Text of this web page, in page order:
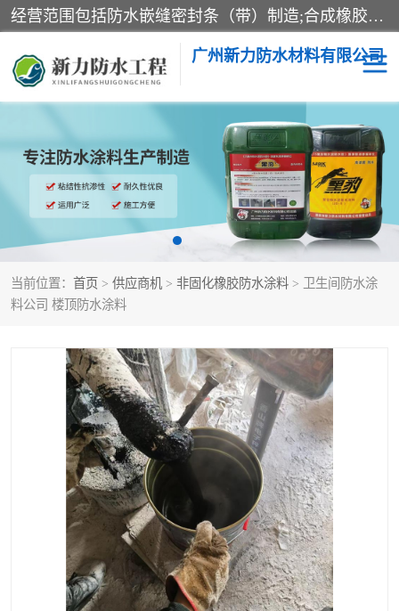
经营范围包括防水嵌缝密封条（带）制造;合成橡胶制造（监控化学品、危险化学品除外）;沥青混合物制造;防水胶粘带制造;其他合成材料制造（监控化学品、危险化学品除外）;涂料制造（监控化学品、危险化学品除外）;建筑结构防水补漏;防水建筑材料制造;粘合剂制造（监控化学品、危险化学品除外）;涂料零售;广州新力防水材料有限公司具有1处分支机构。
广州新力防水材料有限公司
当前位置： 首页 > 供应商机 > 非固化橡胶防水涂料 > 卫生间防水涂
料公司 楼顶防水涂料
黑豹防水胶 建筑108胶水
乳化沥青防水涂料 自粘卷材
非固化橡胶防水涂料